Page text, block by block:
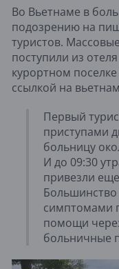
Во Вьетнаме в
подозрению на
туристов. Массовые
поступили из
курортном
ссылкой на
Первый
приступами
больницу
И до 09:30
привезли
Большинство
симптомами
помощи
больничные